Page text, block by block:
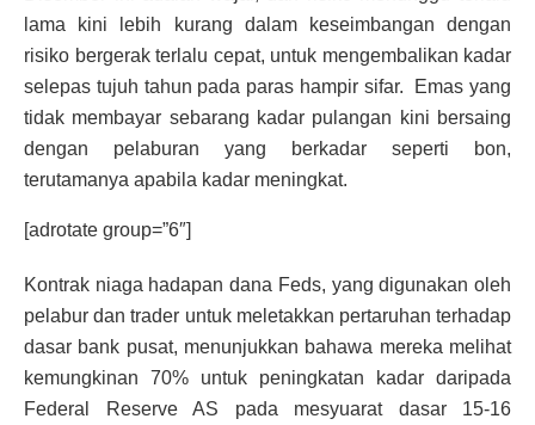
lama kini lebih kurang dalam keseimbangan dengan
risiko bergerak terlalu cepat, untuk mengembalikan kadar
selepas tujuh tahun pada paras hampir sifar. Emas yang
tidak membayar sebarang kadar pulangan kini bersaing
dengan pelaburan yang berkadar seperti bon,
terutamanya apabila kadar meningkat.
[adrotate group=”6″]
Kontrak niaga hadapan dana Feds, yang digunakan oleh
pelabur dan trader untuk meletakkan pertaruhan terhadap
dasar bank pusat, menunjukkan bahawa mereka melihat
kemungkinan 70% untuk peningkatan kadar daripada
Federal Reserve AS pada mesyuarat dasar 15-16